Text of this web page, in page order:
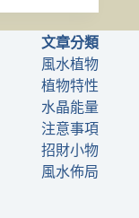
文章分類
風水植物
植物特性
水晶能量
注意事項
招財小物
風水佈局